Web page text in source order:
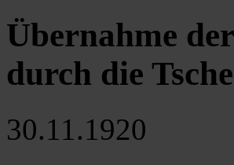
Übernahme
durch die
30.11.1920